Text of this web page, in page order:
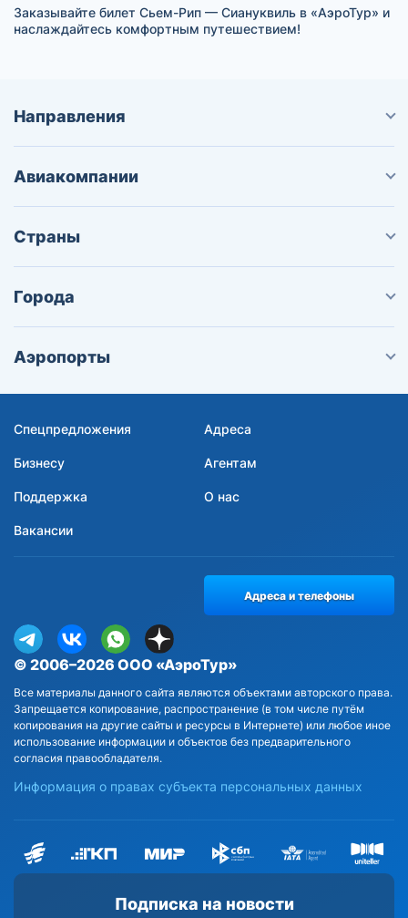
Заказывайте билет Сьем-Рип — Сиануквиль в «АэроТур» и
наслаждайтесь комфортным путешествием!
Направления
Авиакомпании
Страны
Города
Аэропорты
Спецпредложения Адреса
Бизнесу Агентам
Поддержка О нас
Вакансии
Подписка на новости
© 2006–2026 ООО «АэроТур»
Все материалы данного сайта являются объектами авторского права.
Запрещается копирование, распространение (в том числе путём
копирования на другие сайты и ресурсы в Интернете) или любое иное
использование информации и объектов без предварительного
согласия правообладателя.
Информация о правах субъекта персональных данных
Адреса и телефоны